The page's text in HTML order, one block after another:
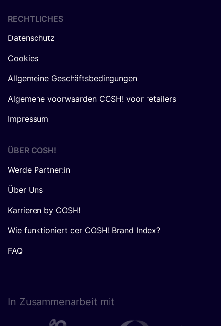
RECHTLICHES
Datenschutz
Cookies
Allgemeine Geschäftsbedingungen
Algemene voorwaarden COSH! voor retailers
Impressum
ÜBER COSH!
Werde Partner:in
Über Uns
Karrieren by COSH!
Wie funktioniert der COSH! Brand Index?
FAQ
In Zusam­men­ar­beit mit